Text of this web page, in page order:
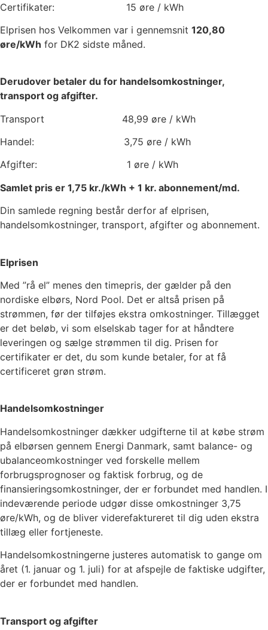
Certifikater: 15 øre / kWh
Elprisen hos Velkommen var i gennemsnit 120,80
øre/kWh for DK2 sidste måned.
Derudover betaler du for handelsomkostninger,
transport og afgifter.
Transport 48,99 øre / kWh
Handel: 3,75 øre / kWh
Afgifter: 1 øre / kWh
Samlet pris er 1,75 kr./kWh + 1 kr. abonnement/md.
Din samlede regning består derfor af elprisen,
handelsomkostninger, transport, afgifter og abonnement.
Elprisen
Med ”rå el” menes den timepris, der gælder på den
nordiske elbørs, Nord Pool. Det er altså prisen på
strømmen, før der tilføjes ekstra omkostninger. Tillægget
er det beløb, vi som elselskab tager for at håndtere
leveringen og sælge strømmen til dig. Prisen for
certifikater er det, du som kunde betaler, for at få
certificeret grøn strøm.
Handelsomkostninger
Handelsomkostninger dækker udgifterne til at købe strøm
på elbørsen gennem Energi Danmark, samt balance- og
ubalanceomkostninger ved forskelle mellem
forbrugsprognoser og faktisk forbrug, og de
finansieringsomkostninger, der er forbundet med handlen. I
indeværende periode udgør disse omkostninger 3,75
øre/kWh, og de bliver viderefaktureret til dig uden ekstra
tillæg eller fortjeneste.
Handelsomkostningerne justeres automatisk to gange om
året (1. januar og 1. juli) for at afspejle de faktiske udgifter,
der er forbundet med handlen.
Transport og afgifter